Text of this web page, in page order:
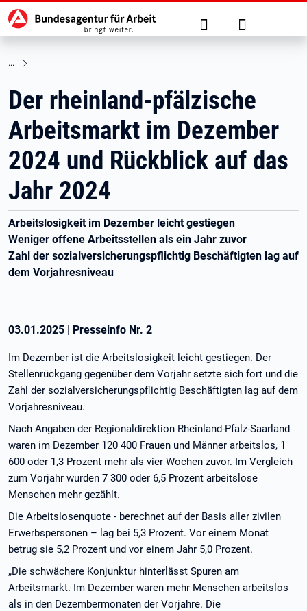
zu den Hauptinhalten springen
Hauptnavigation Suche Anmelden
Der rheinland-pfälzische
Arbeitsmarkt im Dezember
2024 und Rückblick auf das
Jahr 2024
Arbeitslosigkeit im Dezember leicht gestiegen
Weniger offene Arbeitsstellen als ein Jahr zuvor
Zahl der sozialversicherungspflichtig Beschäftigten lag auf
dem Vorjahresniveau
03.01.2025 | Presseinfo Nr. 2
Im Dezember ist die Arbeitslosigkeit leicht gestiegen. Der
Stellenrückgang gegenüber dem Vorjahr setzte sich fort und die
Zahl der sozialversicherungspflichtig Beschäftigten lag auf dem
Vorjahresniveau.
Nach Angaben der Regionaldirektion Rheinland-Pfalz-Saarland
waren im Dezember 120 400 Frauen und Männer arbeitslos, 1
600 oder 1,3 Prozent mehr als vier Wochen zuvor. Im Vergleich
zum Vorjahr wurden 7 300 oder 6,5 Prozent arbeitslose
Menschen mehr gezählt.
Die Arbeitslosenquote - berechnet auf der Basis aller zivilen
Erwerbspersonen – lag bei 5,3 Prozent. Vor einem Monat
betrug sie 5,2 Prozent und vor einem Jahr 5,0 Prozent.
„Die schwächere Konjunktur hinterlässt Spuren am
Arbeitsmarkt. Im Dezember waren mehr Menschen arbeitslos
als in den Dezembermonaten der Vorjahre. Die